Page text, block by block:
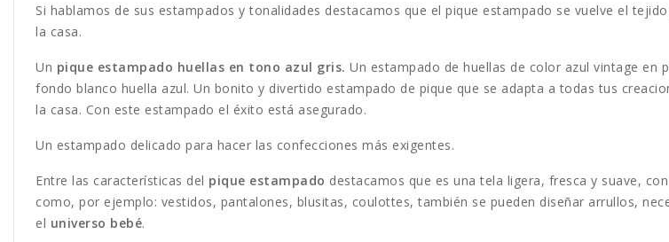
Si hablamos de sus estampados y tonalidades destacamos que el pique estampado se vuelve el
la casa.
Un pique estampado huellas en tono azul gris. Un estampado de huellas de color azul vintage
fondo blanco huella azul. Un bonito y divertido estampado de pique que se adapta a todas tus
la casa. Con este estampado el éxito está asegurado.
Un estampado delicado para hacer las confecciones más exigentes.
Entre las características del pique estampado destacamos que es una tela ligera, fresca y suave,
como, por ejemplo: vestidos, pantalones, blusitas, coulottes, también se pueden diseñar arrullos,
el universo bebé.